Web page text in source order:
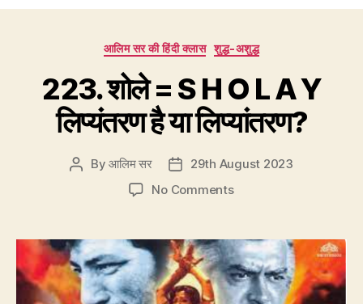
Categories
आलिम सर की हिंदी क्लास शुद्ध-अशुद्ध
223. शोले = S H O L A Y
लिप्यंतरण है या लिप्यांतरण?
PostByआलिम सर
Post
date
29th August 2023
No Commentson
=
S
H
O